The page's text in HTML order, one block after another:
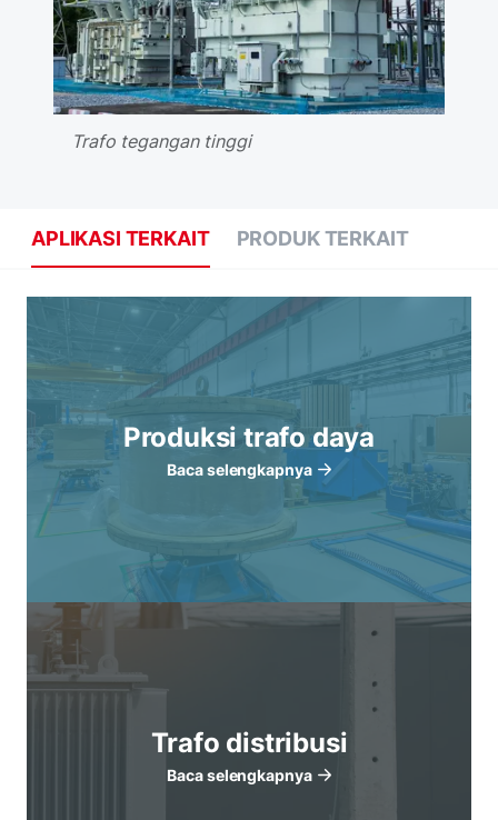
Trafo tegangan tinggi
APLIKASI TERKAIT PRODUK TERKAIT
Produksi trafo daya
Baca selengkapnya
Trafo distribusi
Baca selengkapnya